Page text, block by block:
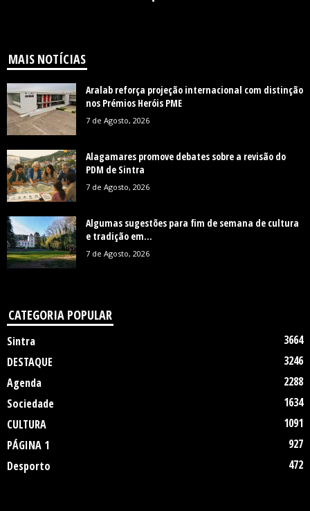
MAIS NOTÍCIAS
Aralab reforça projeção internacional com distinção
nos Prémios Heróis PME
7 de Agosto, 2026
Alagamares promove debates sobre a revisão do
PDM de Sintra
7 de Agosto, 2026
Algumas sugestões para fim de semana de cultura
e tradição em...
7 de Agosto, 2026
CATEGORIA POPULAR
Sintra
3664
DESTAQUE
3246
Agenda
2288
Sociedade
1634
CULTURA
1091
PÁGINA 1
927
Desporto
472